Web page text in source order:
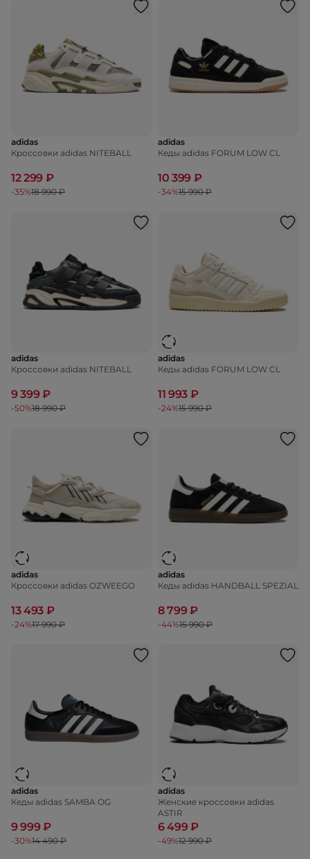
adidas
Кроссовки adidas NITEBALL
12 299 ₽
-35%18 990 ₽
adidas
Кеды adidas FORUM LOW CL
10 399 ₽
-34%15 990 ₽
adidas
Кроссовки adidas NITEBALL
9 399 ₽
-50%18 990 ₽
adidas
Кеды adidas FORUM LOW CL
11 993 ₽
-24%15 990 ₽
adidas
Кроссовки adidas OZWEEGO
13 493 ₽
-24%17 990 ₽
adidas
Кеды adidas HANDBALL SPEZIAL
8 799 ₽
-44%15 990 ₽
adidas
Кеды adidas SAMBA OG
9 999 ₽
-30%14 490 ₽
adidas
Женские кроссовки adidas
ASTIR
6 499 ₽
-49%12 990 ₽